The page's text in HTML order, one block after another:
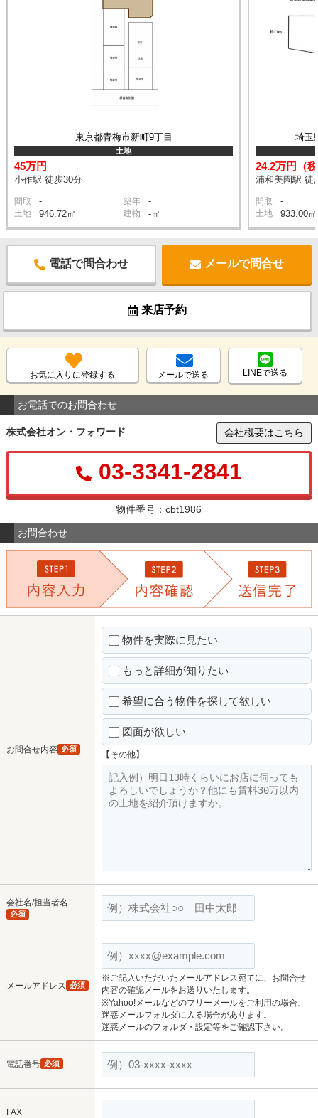
東京都青梅市新町9丁目
土地
45万円
小作駅 徒歩30分
間取 - 築年 -
土地 946.72㎡ 建物 -㎡
埼玉
24.2万円（
浦和美園駅 徒
間取 -
土地 933.00㎡
電話で問合わせ メールで問合せ
来店予約
お気に入りに登録する メールで送る LINEで送る
お電話でのお問合わせ
株式会社オン・フォワード 会社概要はこちら
03-3341-2841
物件番号：cbt1986
お問合わせ
お問合せ内容 必須
物件を実際に見たい
もっと詳細が知りたい
希望に合う物件を探して欲しい
図面が欲しい
【その他】
会社名/担当者名
必須
メールアドレス 必須
※ご記入いただいたメールアドレス宛てに、お問合せ
内容の確認メールをお送りいたします。
※Yahoo!メールなどのフリーメールをご利用の場合、
迷惑メールフォルダに入る場合があります。
迷惑メールのフォルダ・設定等をご確認下さい。
電話番号 必須
FAX